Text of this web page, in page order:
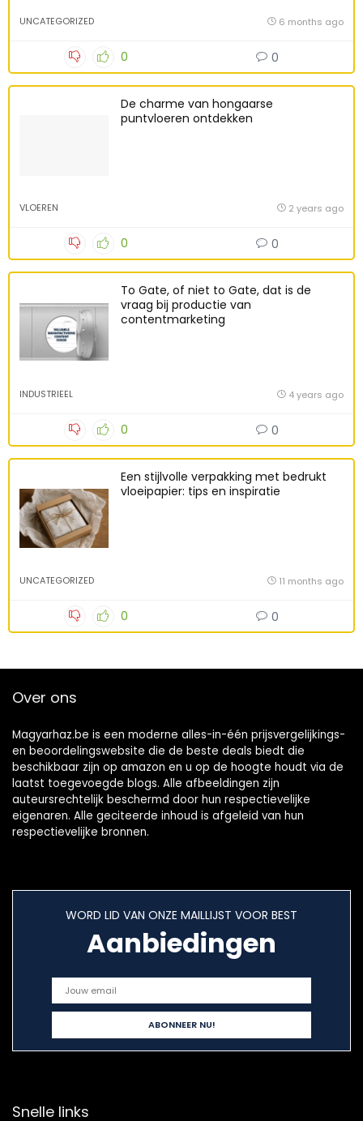
UNCATEGORIZED 6 months ago
0 0
De charme van hongaarse
puntvloeren ontdekken
VLOEREN 2 years ago
0 0
To Gate, of niet to Gate, dat is de
vraag bij productie van
contentmarketing
INDUSTRIEEL 4 years ago
0 0
Een stijlvolle verpakking met bedrukt
vloeipapier: tips en inspiratie
UNCATEGORIZED 11 months ago
0 0
Over ons
Magyarhaz.be is een moderne alles-in-één prijsvergelijkings-
en beoordelingswebsite die de beste deals biedt die
beschikbaar zijn op amazon en u op de hoogte houdt via de
laatst toegevoegde blogs. Alle afbeeldingen zijn
auteursrechtelijk beschermd door hun respectievelijke
eigenaren. Alle geciteerde inhoud is afgeleid van hun
respectievelijke bronnen.
WORD LID VAN ONZE MAILLIJST VOOR BEST
Aanbiedingen
Snelle links